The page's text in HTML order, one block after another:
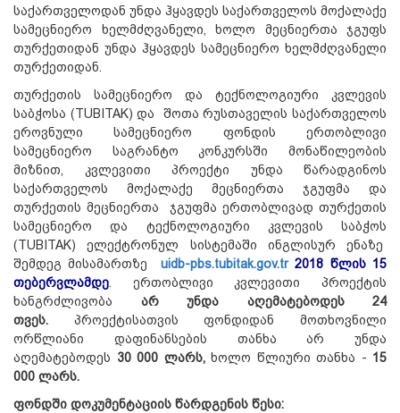
საქართველოდან უნდა ჰყავდეს საქართველოს მოქალაქე
სამეცნიერო ხელმძღვანელი, ხოლო მეცნიერთა ჯგუფს
თურქეთიდან უნდა ჰყავდეს სამეცნიერო ხელმძღვანელი
თურქეთიდან.
თურქეთის სამეცნიერო და ტექნოლოგიური კვლევის
საბჭოსა (TUBITAK) და შოთა რუსთაველის საქართველოს
ეროვნული სამეცნიერო ფონდის ერთობლივი
სამეცნიერო საგრანტო კონკურსში მონაწილეობის
მიზნით, კვლევითი პროექტი უნდა წარადგინოს
საქართველოს მოქალაქე მეცნიერთა ჯგუფმა და
თურქეთის მეცნიერთა ჯგუფმა ერთობლივად თურქეთის
სამეცნიერო და ტექნოლოგიური კვლევის საბჭოს
(TUBITAK) ელექტრონულ სისტემაში ინგლისურ ენაზე
შემდეგ მისამართზე uidb-pbs.tubitak.gov.tr 2018 წლის 15
თებერვლამდე . ერთობლივი კვლევითი პროექტის
ხანგრძლივობა არ უნდა აღემატებოდეს
24
თვეს. პროექტისათვის ფონდიდან მოთხოვნილი
ორწლიანი დაფინანსების თანხა არ უნდა
აღემატებოდეს 30 000 ლარს,ხოლო წლიური თანხა - 15
000 ლარს.
ფონდში დოკუმენტაციის წარდგენის წესი: